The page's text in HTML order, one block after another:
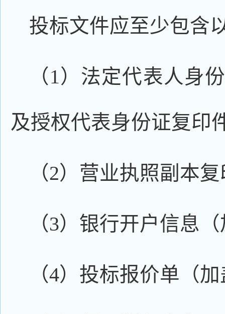
投标文件应至少包含
（1）法定代表人身
及授权代表身份证复印
（2）营业执照副本
（3）银行开户信息
（4）投标报价单（